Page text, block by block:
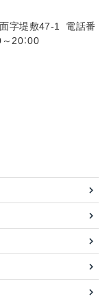
字堤敷47-1 電話番
20：00